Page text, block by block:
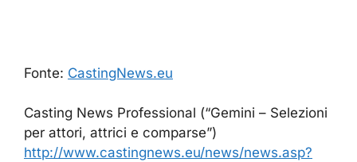
Fonte: CastingNews.eu
Casting News Professional (“Gemini – Selezioni
per attori, attrici e comparse”)
http://www.castingnews.eu/news/news.asp?